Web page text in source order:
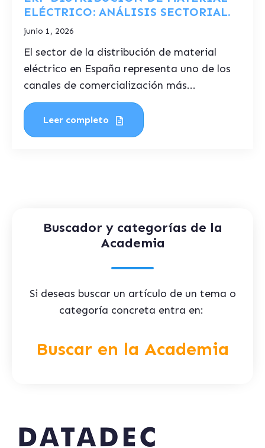
ELÉCTRICO: ANÁLISIS SECTORIAL.
junio 1, 2026
El sector de la distribución de material
eléctrico en España representa uno de los
canales de comercialización más...
Leer completo
Buscador y categorías de la
Academia
Si deseas buscar un artículo de un tema o
categoría concreta entra en:
Buscar en la Academia